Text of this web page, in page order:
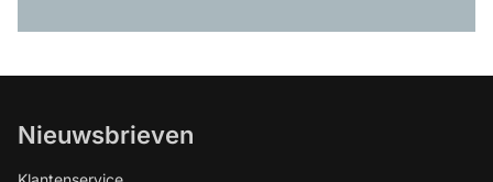
Nieuwsbrieven